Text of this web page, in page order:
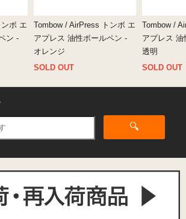
ボ エ
ン -
Tombow / AirPress トンボ エ
アプレス 油性ボールペン -
オレンジ
SOLD OUT
Tombow /
アプレス
透明
SOLD OUT
🔍